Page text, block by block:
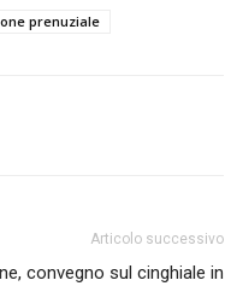
prenuziale
Articolo successivo
convegno sul cinghiale in